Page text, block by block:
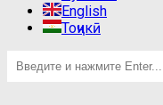
English
Тоҷикӣ